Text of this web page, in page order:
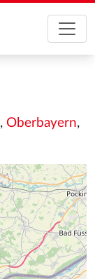
, Oberbayern,